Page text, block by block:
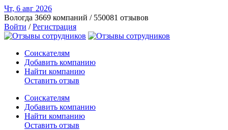
Чт, 6 авг 2026
Вологда 3669 компаний / 550081 отзывов
Войти /Регистрация
Соискателям
Добавить компанию
Найти компанию
Оставить отзыв
Соискателям
Добавить компанию
Найти компанию
Оставить отзыв